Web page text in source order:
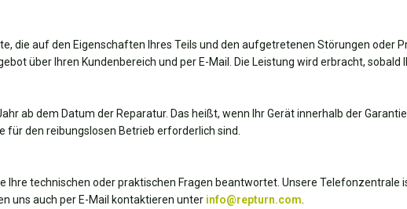
die auf den Eigenschaften Ihres Teils und den aufgetretenen Störungen oder
über Ihren Kundenbereich und per E-Mail. Die Leistung wird erbracht, sobald
ab dem Datum der Reparatur. Das heißt, wenn Ihr Gerät innerhalb der
den reibungslosen Betrieb erforderlich sind.
technischen oder praktischen Fragen beantwortet. Unsere Telefonzentrale
uns auch per E-Mail kontaktieren unter info@repturn.com